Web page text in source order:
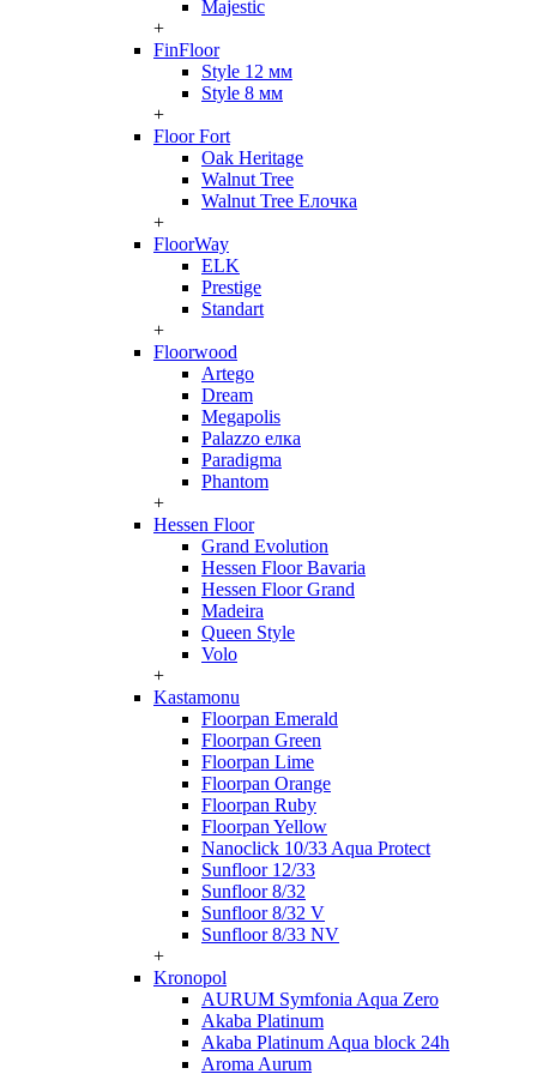
Majestic
+
FinFloor
Style 12 мм
Style 8 мм
+
Floor Fort
Oak Heritage
Walnut Tree
Walnut Tree Елочка
+
FloorWay
ELK
Prestige
Standart
+
Floorwood
Artego
Dream
Megapolis
Palazzo елка
Paradigma
Phantom
+
Hessen Floor
Grand Evolution
Hessen Floor Bavaria
Hessen Floor Grand
Madeira
Queen Style
Volo
+
Kastamonu
Floorpan Emerald
Floorpan Green
Floorpan Lime
Floorpan Orange
Floorpan Ruby
Floorpan Yellow
Nanoclick 10/33 Aqua Protect
Sunfloor 12/33
Sunfloor 8/32
Sunfloor 8/32 V
Sunfloor 8/33 NV
+
Kronopol
AURUM Symfonia Aqua Zero
Akaba Platinum
Akaba Platinum Aqua block 24h
Aroma Aurum